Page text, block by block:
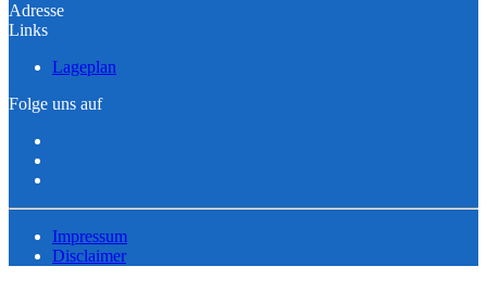
Adresse
Links
Lageplan
Folge uns auf
Impressum
Disclaimer